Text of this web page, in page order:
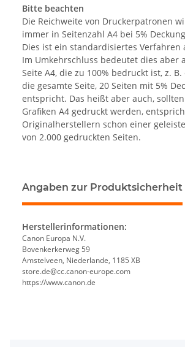
Bitte beachten
Die Reichweite von Druckerpatronen
immer in Seitenzahl A4 bei 5%
Dies ist ein standardisiertes Verfahren
Im Umkehrschluss bedeutet dies aber
Seite A4, die zu 100% bedruckt ist, z.
die gesamte Seite, 20 Seiten mit 5%
entspricht. Das heißt aber auch,
Grafiken A4 gedruckt werden,
Originalherstellern schon einer
von 2.000 gedruckten Seiten.
Angaben zur Produktsicherheit
Herstellerinformationen:
Canon Europa N.V.
Bovenkerkerweg 59
Amstelveen, Niederlande, 1185 XB
store.de@cc.canon-europe.com
https://www.canon.de